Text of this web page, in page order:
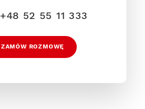
+48 52 55 11 333
ZAMÓW ROZMOWĘ